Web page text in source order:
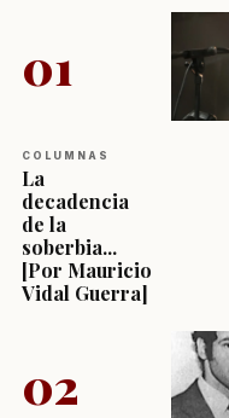
01
COLUMNAS
La
decadencia
de la
soberbia...
[Por Mauricio
Vidal Guerra]
02